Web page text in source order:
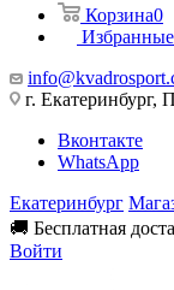
Корзина0
г. Екатеринбург,
Вконтакте
WhatsApp
Екатеринбург
🚚 Бесплатная
Войти